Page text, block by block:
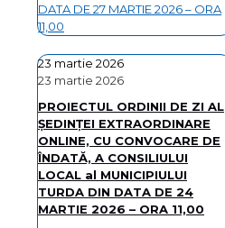
DATA DE 27 MARTIE 2026 – ORA
11,00
23 martie 2026
23 martie 2026
PROIECTUL ORDINII DE ZI AL
ŞEDINŢEI EXTRAORDINARE
ONLINE, CU CONVOCARE DE
ÎNDATĂ, A CONSILIULUI
LOCAL al MUNICIPIULUI
TURDA DIN DATA DE 24
MARTIE 2026 – ORA 11,00